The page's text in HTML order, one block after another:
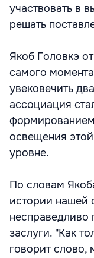
участвовать в
решать
Якоб Головкэ
самого
увековечить
ассоциация
освещения
уровне.
По словам
истории нашей
несправедливо
заслуги. "Как
говорит слово,